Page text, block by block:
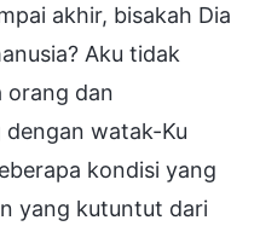
akhir, bisakah Dia
Aku tidak
orang dan
watak-Ku
kondisi yang
yang kutuntut dari